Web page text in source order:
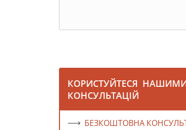
КОРИСТУЙТЕСЯ
КОНСУЛЬТАЦІЙ
БЕЗКОШТОВНА